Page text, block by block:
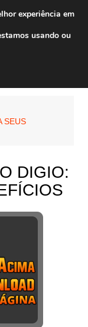
SEUS
DIGIO:
experiência em
usando ou